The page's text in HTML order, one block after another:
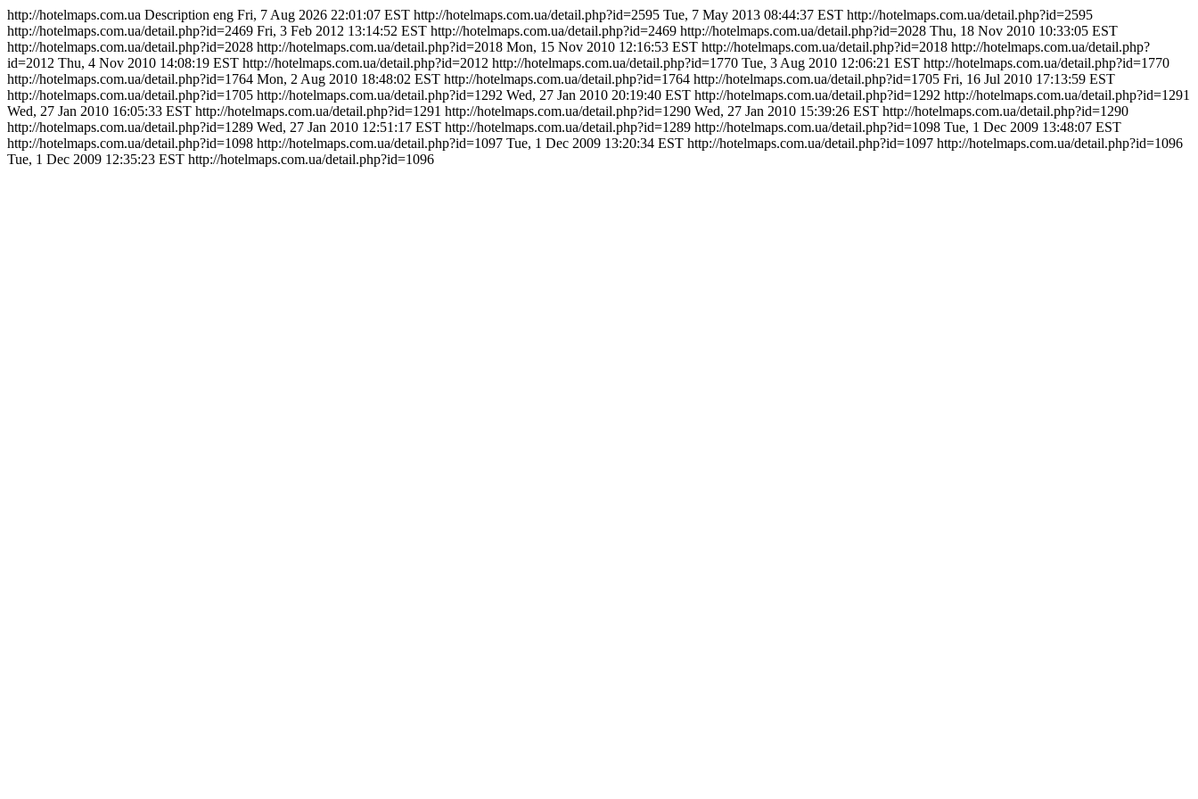
http://hotelmaps.com.ua Description eng Fri, 7 Aug 2026 22:01:07 EST http://hotelmaps.com.ua/detail.php?id=2595 Tue, 7 May 2013 08:44:37 EST http://hotelmaps.com.ua/detail.php?id=2595
http://hotelmaps.com.ua/detail.php?id=2469 Fri, 3 Feb 2012 13:14:52 EST http://hotelmaps.com.ua/detail.php?id=2469 http://hotelmaps.com.ua/detail.php?id=2028 Thu, 18 Nov 2010 10:33:05 EST
http://hotelmaps.com.ua/detail.php?id=2028 http://hotelmaps.com.ua/detail.php?id=2018 Mon, 15 Nov 2010 12:16:53 EST http://hotelmaps.com.ua/detail.php?id=2018 http://hotelmaps.com.ua/detail.php?
id=2012 Thu, 4 Nov 2010 14:08:19 EST http://hotelmaps.com.ua/detail.php?id=2012 http://hotelmaps.com.ua/detail.php?id=1770 Tue, 3 Aug 2010 12:06:21 EST http://hotelmaps.com.ua/detail.php?id=1770
http://hotelmaps.com.ua/detail.php?id=1764 Mon, 2 Aug 2010 18:48:02 EST http://hotelmaps.com.ua/detail.php?id=1764 http://hotelmaps.com.ua/detail.php?id=1705 Fri, 16 Jul 2010 17:13:59 EST
http://hotelmaps.com.ua/detail.php?id=1705 http://hotelmaps.com.ua/detail.php?id=1292 Wed, 27 Jan 2010 20:19:40 EST http://hotelmaps.com.ua/detail.php?id=1292 http://hotelmaps.com.ua/detail.php?id=1291
Wed, 27 Jan 2010 16:05:33 EST http://hotelmaps.com.ua/detail.php?id=1291 http://hotelmaps.com.ua/detail.php?id=1290 Wed, 27 Jan 2010 15:39:26 EST http://hotelmaps.com.ua/detail.php?id=1290
http://hotelmaps.com.ua/detail.php?id=1289 Wed, 27 Jan 2010 12:51:17 EST http://hotelmaps.com.ua/detail.php?id=1289 http://hotelmaps.com.ua/detail.php?id=1098 Tue, 1 Dec 2009 13:48:07 EST
http://hotelmaps.com.ua/detail.php?id=1098 http://hotelmaps.com.ua/detail.php?id=1097 Tue, 1 Dec 2009 13:20:34 EST http://hotelmaps.com.ua/detail.php?id=1097 http://hotelmaps.com.ua/detail.php?id=1096
Tue, 1 Dec 2009 12:35:23 EST http://hotelmaps.com.ua/detail.php?id=1096